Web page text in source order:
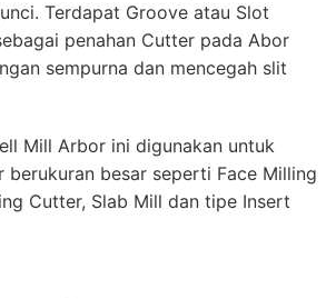
Terdapat Groove atau Slot
penahan Cutter pada Abor
sempurna dan mencegah slit
Mill Arbor ini digunakan untuk
berukuran besar seperti Face Milling
Cutter, Slab Mill dan tipe Insert